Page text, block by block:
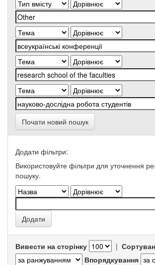
Почати новий пошук
Додати фільтри:
Використовуйте фільтри для уточнення
пошуку.
Вивести на сторінку |
Впорядкування